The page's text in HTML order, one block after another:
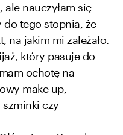
nauczyłam się
tego stopnia, że
na jakim mi zależało.
który pasuje do
ochotę na
make up,
czy